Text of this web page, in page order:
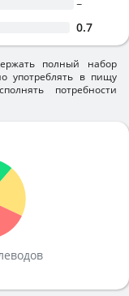
~
0.7
полный набор
употреблять в пищу
потребности